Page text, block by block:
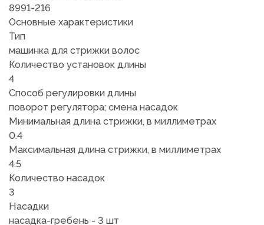
8991-216
Основные характеристики
Тип
машинка для стрижки волос
Количество установок длины
4
Способ регулировки длины
поворот регулятора; смена насадок
Минимальная длина стрижки, в миллиметрах
0.4
Максимальная длина стрижки, в миллиметрах
4.5
Количество насадок
3
Насадки
насадка-гребень - 3 шт